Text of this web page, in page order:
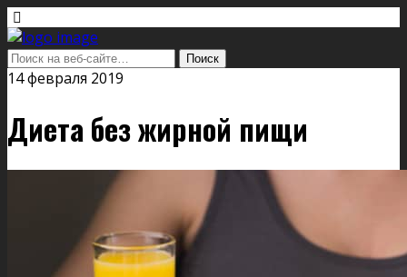
14 февраля 2019
Диета без жирной пищи